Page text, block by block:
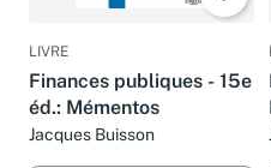
LIVRE
Finances publiques - 15e
éd.: Mémentos
Jacques Buisson